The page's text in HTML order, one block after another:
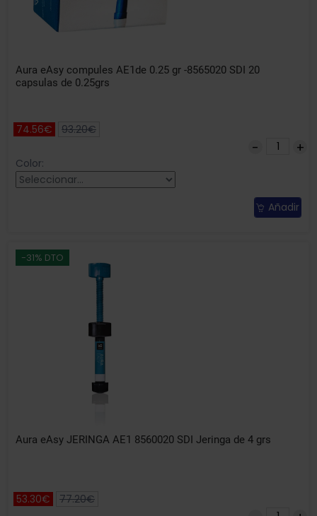
Aura eAsy compules AE1de 0.25 gr -8565020 SDI 20
capsulas de 0.25grs
74.56€ 93.20€
Color:
Añadir
-31% DTO
Aura eAsy JERINGA AE1 8560020 SDI Jeringa de 4 grs
53.30€ 77.20€